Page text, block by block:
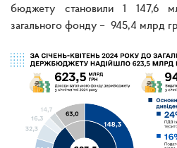
бюджету становили 1 147,6
загального фонду – 945,4 млрд